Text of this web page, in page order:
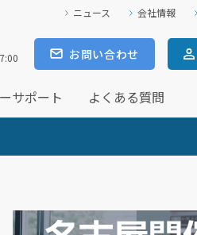
お問い合わせ
サポート よくある質問
ニュース 会社情報